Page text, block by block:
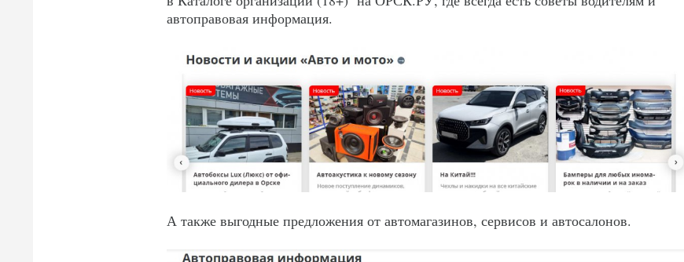
автоправовая информация.
А также выгодные предложения от автомагазинов, сервисов и автосалонов.